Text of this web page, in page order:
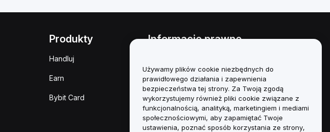
Produkty
Handluj
Earn
Bybit Card
Informacje prawne
interesów
Podsumowanie polityki
powiernictwa i zarządzania
Informacje ESG
Używamy plików cookie niezbędnych do
prawidłowego działania i zapewnienia
bezpieczeństwa tej strony. Za Twoją zgodą
wykorzystujemy również pliki cookie związane z
funkcjonalnością, analityką, marketingiem i mediami
społecznościowymi, aby zapamiętać Twoje
ustawienia, poznać sposób korzystania ze strony,